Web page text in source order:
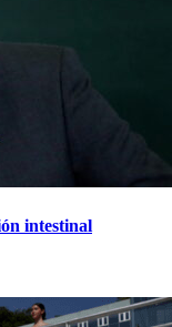
intestinal